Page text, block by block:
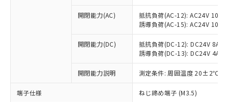
開閉能力(AC)
抵抗負荷(AC-12): AC24V 10A/
誘導負荷(AC-15): AC24V
開閉能力(DC)
抵抗負荷(DC-12): DC24V 8A/
誘導負荷(DC-13): DC24V 4A/
開閉能力説明 測定条件: 周囲温度 20±2℃、
端子仕様 ねじ締め端子 (M3.5)
以下の条件をお読みいただき、同意のうえ
本サービスは、当社制御機器事業取扱
商品の当社在庫状況および標準価格
(税抜)を提供させていただくもので
当社制御機器事業取扱商品の中には、
対応予定なし：EU RoHS指令（10物質）の
非含有に非対応の商品で、対応品を出す予
調査・確認中：EU RoHS指令（10物質）の
非含有の対応状況を調査中または確認中の
非該当品：ライセンス料など無形物で、有
害物質有無と関係のない商品です。
仕入先様の事情により、非含有部品として
「○」：最大均質材料含有率が中国RoHSの
基準値以下であることを示します。
「×」：最大均質材料含有率が中国RoHSの